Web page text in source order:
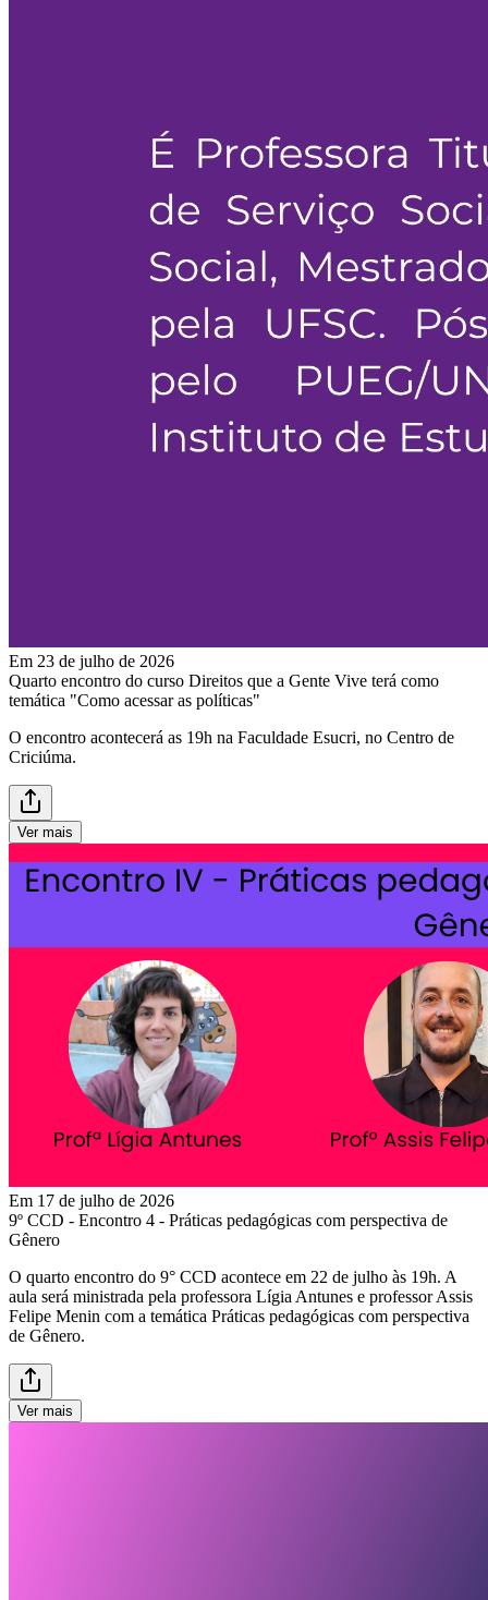
Em 23 de julho de 2026
Quarto encontro do curso Direitos que a Gente Vive terá como
temática "Como acessar as políticas"
O encontro acontecerá as 19h na Faculdade Esucri, no Centro de
Criciúma.
Ver mais
Em 17 de julho de 2026
9º CCD - Encontro 4 - Práticas pedagógicas com perspectiva de
Gênero
O quarto encontro do 9° CCD acontece em 22 de julho às 19h. A
aula será ministrada pela professora Lígia Antunes e professor Assis
Felipe Menin com a temática Práticas pedagógicas com perspectiva
de Gênero.
Ver mais